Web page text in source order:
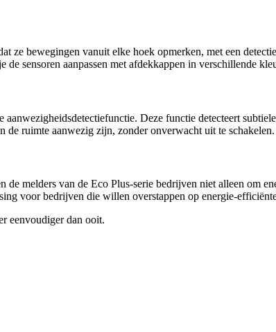
ze bewegingen vanuit elke hoek opmerken, met een
sensoren aanpassen met afdekkappen in verschillende
Deze functie detecteert
ruimte aanwezig zijn, zonder onverwacht uit te schakelen.
melders van de Eco Plus-serie bedrijven niet alleen om
voor bedrijven die willen overstappen op energie-
eenvoudiger dan ooit.